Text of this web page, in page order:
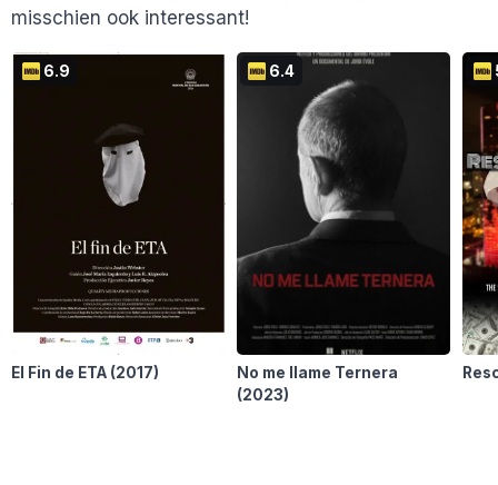
misschien ook interessant!
6.9
El Fin de ETA (2017)
6.4
No me llame Ternera
(2023)